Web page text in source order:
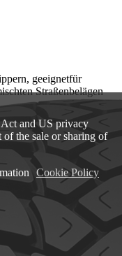
and US privacy
the sale or sharing of
Cookie Policy
geeignetfür
Straßenbelägen